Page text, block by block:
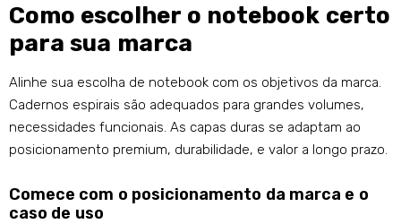
Como escolher o notebook certo
para sua marca
Alinhe sua escolha de notebook com os objetivos da marca.
Cadernos espirais são adequados para grandes volumes,
necessidades funcionais. As capas duras se adaptam ao
posicionamento premium, durabilidade, e valor a longo prazo.
Comece com o posicionamento da marca e o
caso de uso